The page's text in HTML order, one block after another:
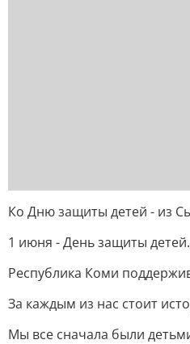
Ко Дню защиты детей - из
1 июня - День защиты детей.
Республика Коми
За каждым из нас стоит
Мы все сначала были